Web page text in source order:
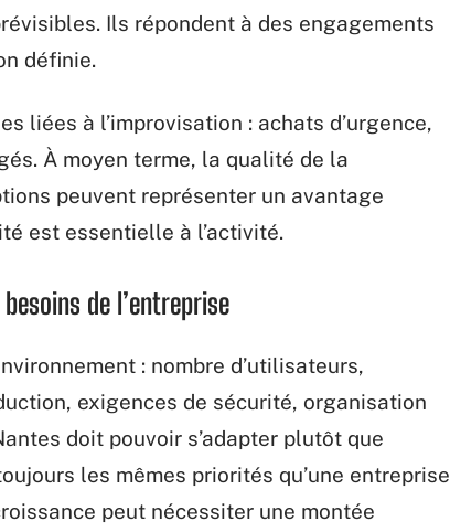
Ils répondent à des engagements
définie.
liées à l’improvisation : achats d’urgence,
À moyen terme, la qualité de la
peuvent représenter un avantage
est essentielle à l’activité.
de l’entreprise
: nombre d’utilisateurs,
exigences de sécurité, organisation
doit pouvoir s’adapter plutôt que
les mêmes priorités qu’une entreprise
peut nécessiter une montée